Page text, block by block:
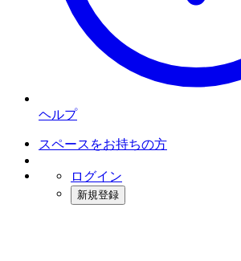
ヘルプ
スペースをお持ちの方
ログイン
新規登録